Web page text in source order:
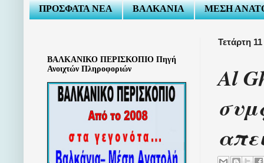
ΠΡΟΣΦΑΤΑ ΝΕΑ ΒΑΛΚΑΝΙΑ ΜΕΣΗ
Τετάρτη
Al
ΒΑΛΚΑΝΙΚΟ ΠΕΡΙΣΚΟΠΙΟ Πηγή
Ανοιχτών Πληροφοριών